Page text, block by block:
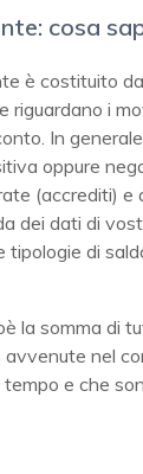
cosa
è costituito
riguardano i
In
oppure
(accrediti) e
dei dati di
di
la somma di
nel
e che